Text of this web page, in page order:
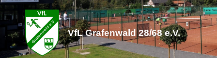
Zum
springen
VfL Grafenwald 28/68 e.V.